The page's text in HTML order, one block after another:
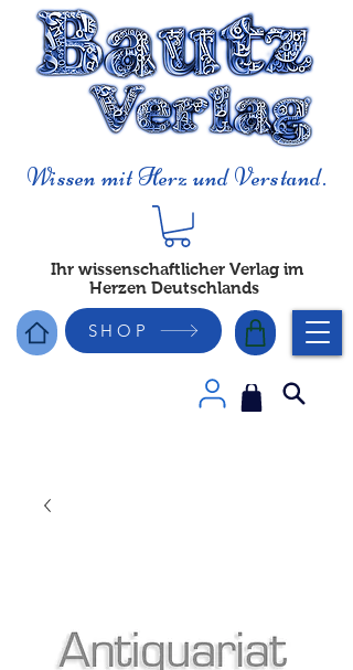
Wissen mit Herz und Verstand.
Ihr wissenschaftlicher Verlag im
Herzen Deutschlands
SHOP